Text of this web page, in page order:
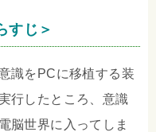
すじ＞
識をPCに移植する装
行したところ、意識
脳世界に入ってしま